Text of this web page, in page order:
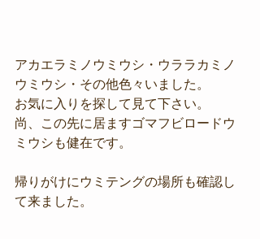
アカエラミノウミウシ・ウララカミノ
ウミウシ・その他色々いました。
お気に入りを探して見て下さい。
尚、この先に居ますゴマフビロードウ
ミウシも健在です。
帰りがけにウミテングの場所も確認し
て来ました。